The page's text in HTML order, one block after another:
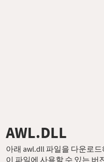
AWL.DLL
아래 awl.dll 파일을 다운로
이 파일에 사용할 수 있는 버